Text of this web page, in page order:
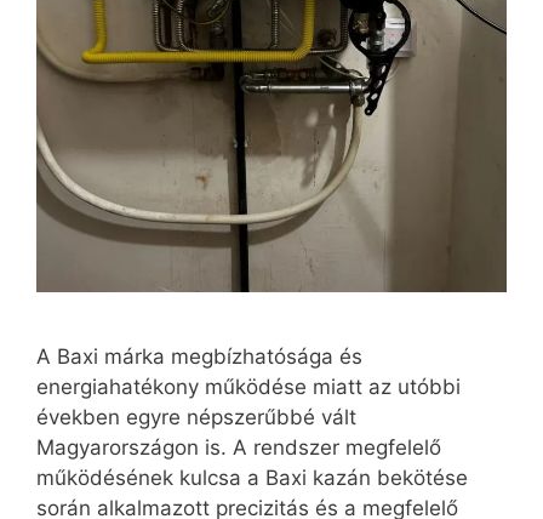
A Baxi márka megbízhatósága és
energiahatékony működése miatt az utóbbi
években egyre népszerűbbé vált
Magyarországon is. A rendszer megfelelő
működésének kulcsa a Baxi kazán bekötése
során alkalmazott precizitás és a megfelelő